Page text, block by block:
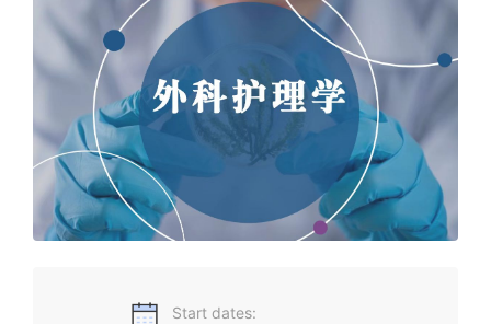
后，即使没有外伤，也可能致命？ 早期肺癌有哪些危险的信
号？该如何自检？ 食管癌是“中国特色”？哪些坏习惯可能是食
管癌的“元凶”？ 前列腺增生是病吗？老人前列腺增生症状反复
发作该咋办？ 肾结石、膀胱结石有哪些饮食禁忌？ 肾破裂，真
的能“躺赢”吗？ 尿道断裂，能恢复吗？要多久？ 肾癌严重吗？
要切掉吗？我还能正常生活吗？ 膀胱癌，还能保住它吗？ 通过
本课程的学习，你将解开所有谜团
Start dates: